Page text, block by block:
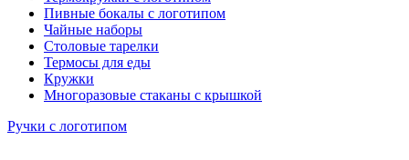
Пивные бокалы с логотипом
Чайные наборы
Столовые тарелки
Термосы для еды
Кружки
Многоразовые стаканы с крышкой
Ручки с логотипом